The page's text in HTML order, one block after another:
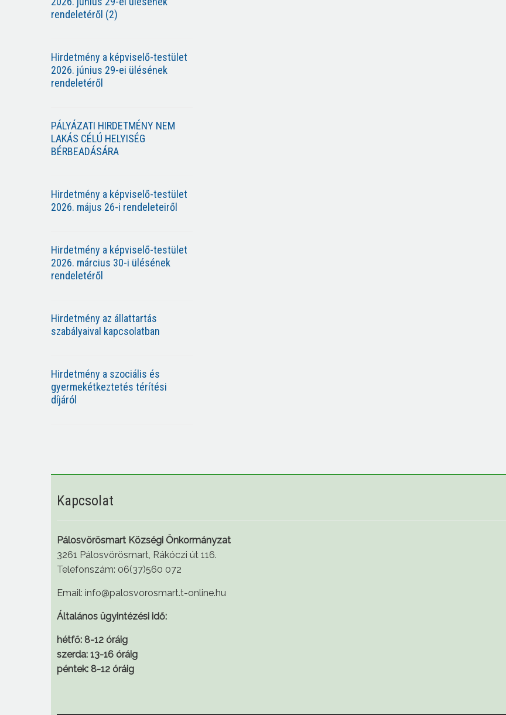
rendeletéről (2)
Hirdetmény a képviselő-testület
2026. június 29-ei ülésének
rendeletéről
PÁLYÁZATI HIRDETMÉNY NEM
LAKÁS CÉLÚ HELYISÉG
BÉRBEADÁSÁRA
Hirdetmény a képviselő-testület
2026. május 26-i rendeleteiről
Hirdetmény a képviselő-testület
2026. március 30-i ülésének
rendeletéről
Hirdetmény az állattartás
szabályaival kapcsolatban
Hirdetmény a szociális és
gyermekétkeztetés térítési
díjáról
Kapcsolat
Pálosvörösmart Községi Önkormányzat
3261 Pálosvörösmart, Rákóczi út 116.
Telefonszám: 06(37)560 072
Email: info@palosvorosmart.t-online.hu
Általános ügyintézési idő:
hétfő: 8-12 óráig
szerda: 13-16 óráig
péntek: 8-12 óráig